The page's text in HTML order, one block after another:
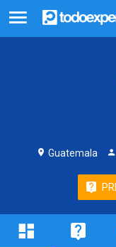
Guatemala